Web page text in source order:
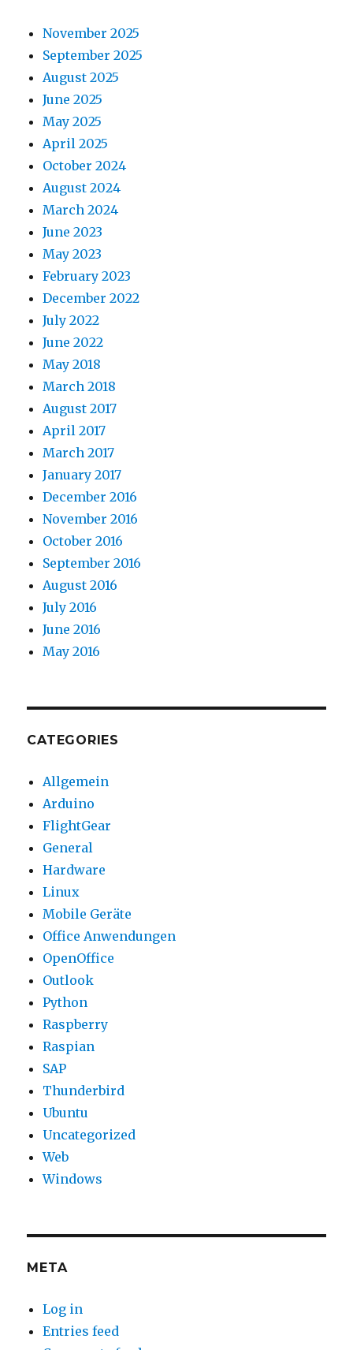
November 2025
September 2025
August 2025
June 2025
May 2025
April 2025
October 2024
August 2024
March 2024
June 2023
May 2023
February 2023
December 2022
July 2022
June 2022
May 2018
March 2018
August 2017
April 2017
March 2017
January 2017
December 2016
November 2016
October 2016
September 2016
August 2016
July 2016
June 2016
May 2016
CATEGORIES
Allgemein
Arduino
FlightGear
General
Hardware
Linux
Mobile Geräte
Office Anwendungen
OpenOffice
Outlook
Python
Raspberry
Raspian
SAP
Thunderbird
Ubuntu
Uncategorized
Web
Windows
META
Log in
Entries feed